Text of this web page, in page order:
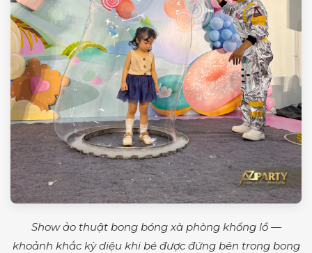
Show ảo thuật bong bóng xà phòng khổng lồ —
khoảnh khắc kỳ diệu khi bé được đứng bên trong bong